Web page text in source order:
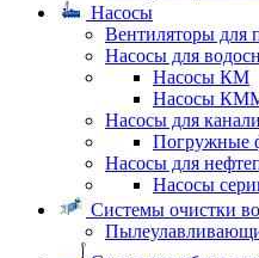
Насосы
Вентиляторы для
Насосы для
Насосы КМ
Насосы
Насосы для
Погружные
Насосы для
Насосы
Системы очистки